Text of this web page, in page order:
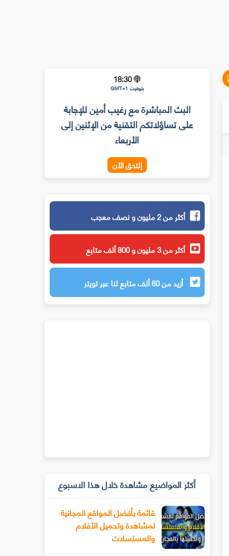
18:30
بتوقيت GMT+1
البث المباشرة مع رغيب أمين للإجابة
على تساؤلاتكم التقنية من الإثنين إلى
الأربعاء
إلتحق الأن
أكثر من 2 مليون و نصف معجب
أكثر من 3 مليون و 800 ألف متابع
أزيد من 60 ألف متابع لنا عبر تويتر
أكثر المواضيع مشاهدة خلال هذا الاسبوع
قائمة بأفضل المواقع المجانية
لمشاهدة وتحميل الأفلام
والمسلسلات